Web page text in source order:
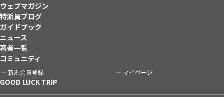
ウェブマガジン
特派員ブログ
ガイドブック
ニュース
著者一覧
コミュニティ
新規会員登録 マイページ
GOOD LUCK TRIP